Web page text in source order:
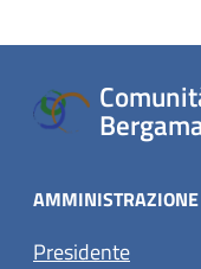
AMMINISTRAZIONE
Presidente